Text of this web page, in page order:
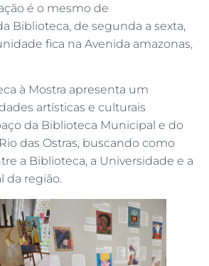
é o mesmo de
Biblioteca, de segunda a sexta,
fica na Avenida amazonas,
à Mostra apresenta um
artísticas e culturais
da Biblioteca Municipal e do
das Ostras, buscando como
a Biblioteca, a Universidade e a
da região.